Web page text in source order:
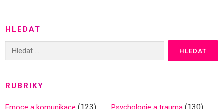
HLEDAT
Vyhledávání
RUBRIKY
Emoce a komunikace (123) Psychologie a trauma (130)